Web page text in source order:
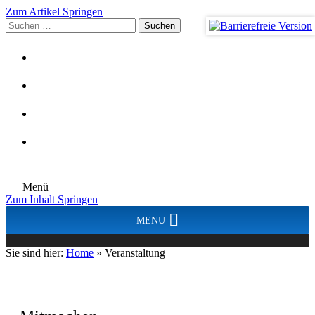
Zum Artikel Springen
Suchen
nach:
Menü
Zum Inhalt Springen
MENU
Sie sind hier: Home » Veranstaltung